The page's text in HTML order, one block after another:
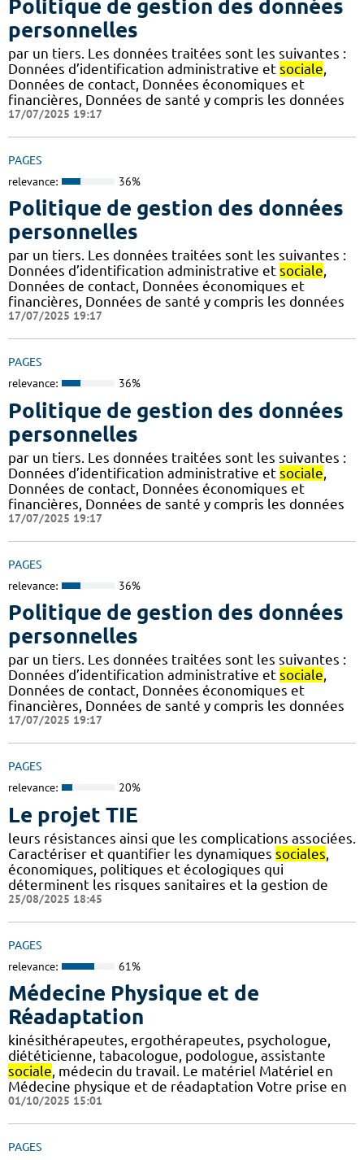
Politique de gestion des données
personnelles
par un tiers. Les données traitées sont les suivantes :
Données d’identification administrative et sociale
Données de contact, Données économiques et
financières, Données de santé y compris les données
17/07/2025 19:17
PAGES
relevance: 36%
Politique de gestion des données
personnelles
par un tiers. Les données traitées sont les suivantes :
Données d’identification administrative et sociale,
Données de contact, Données économiques et
financières, Données de santé y compris les données
17/07/2025 19:17
PAGES
relevance: 36%
Politique de gestion des données
personnelles
par un tiers. Les données traitées sont les suivantes :
Données d’identification administrative et sociale
Données de contact, Données économiques et
financières, Données de santé y compris les données
17/07/2025 19:17
PAGES
relevance: 36%
Politique de gestion des données
personnelles
par un tiers. Les données traitées sont les suivantes :
Données d’identification administrative et sociale,
Données de contact, Données économiques et
financières, Données de santé y compris les données
17/07/2025 19:17
PAGES
relevance: 20%
Le projet TIE
leurs résistances ainsi que les complications associées.
Caractériser et quantifier les dynamiques sociales
économiques, politiques et écologiques qui
déterminent les risques sanitaires et la gestion de
25/08/2025 18:45
PAGES
relevance: 61%
Médecine Physique et de
Réadaptation
kinésithérapeutes, ergothérapeutes, psychologue,
diététicienne, tabacologue, podologue, assistante
sociale, médecin du travail. Le matériel Matériel en
Médecine physique et de réadaptation Votre prise en
01/10/2025 15:01
PAGES